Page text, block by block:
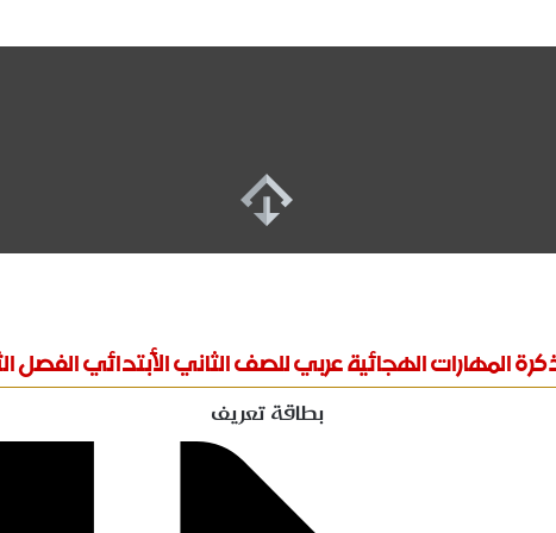
المهارات الهجائية عربي للصف الثاني الأبتدائي الفصل
بطاقة تعريف